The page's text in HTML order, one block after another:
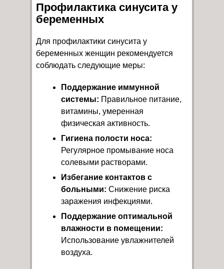
Профилактика синусита у
беременных
Для профилактики синусита у
беременных женщин рекомендуется
соблюдать следующие меры:
Поддержание иммунной
системы: Правильное питание,
витамины, умеренная
физическая активность.
Гигиена полости носа:
Регулярное промывание носа
солевыми растворами.
Избегание контактов с
больными: Снижение риска
заражения инфекциями.
Поддержание оптимальной
влажности в помещении:
Использование увлажнителей
воздуха.